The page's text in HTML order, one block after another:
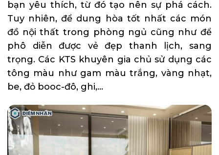
bạn yêu thích, từ đó tạo nên sự phá cách.
Tuy nhiên, để dung hòa tốt nhất các món
đồ nội thất trong phòng ngủ cũng như để
phô diễn được vẻ đẹp thanh lịch, sang
trọng. Các KTS khuyên gia chủ sử dụng các
tông màu như gam màu trắng, vàng nhạt,
be, đỏ booc-đô, ghi,…